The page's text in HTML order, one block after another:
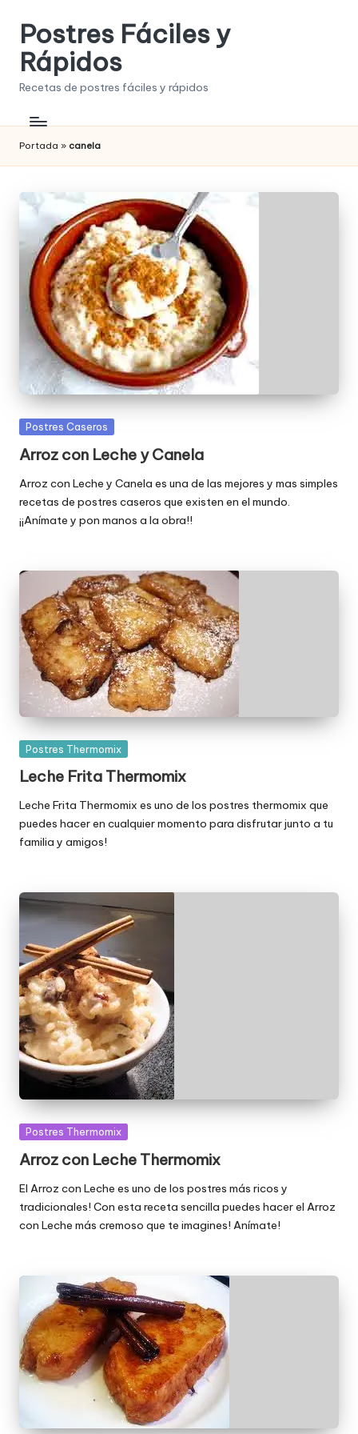
Saltar
contenido
Postres Fáciles y
Rápidos
Recetas de postres fáciles y rápidos
Portada » canela
Publicada
Postres Caseros
Arroz con Leche y Canela
Arroz con Leche y Canela es una de las mejores y mas simples
recetas de postres caseros que existen en el mundo.
¡¡Anímate y pon manos a la obra!!
Publicada
Postres Thermomix
Leche Frita Thermomix
Leche Frita Thermomix es uno de los postres thermomix que
puedes hacer en cualquier momento para disfrutar junto a tu
familia y amigos!
Publicada
Postres Thermomix
Arroz con Leche Thermomix
El Arroz con Leche es uno de los postres más ricos y
tradicionales! Con esta receta sencilla puedes hacer el Arroz
con Leche más cremoso que te imagines! Anímate!